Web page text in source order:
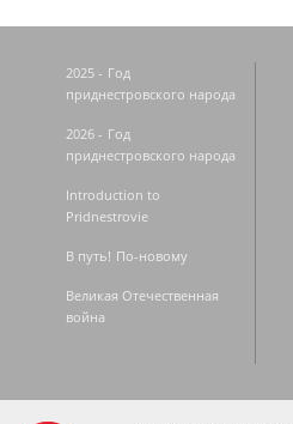
2025 - Год
приднестровского народа
2026 - Год
приднестровского народа
Introduction to
Pridnestrovie
В путь! По-новому
Великая Отечественная
война